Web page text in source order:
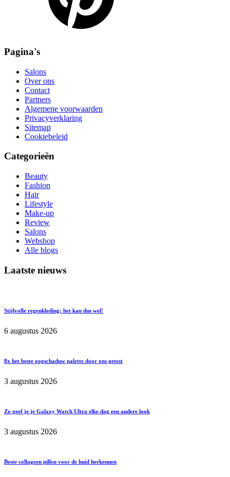
Pagina's
Salons
Over ons
Contact
Partners
Algemene voorwaarden
Privacyverklaring
Sitemap
Cookiebeleid
Categorieën
Beauty
Fashion
Hair
Lifestyle
Make-up
Review
Salons
Webshop
Alle blogs
Laatste nieuws
Stijlvolle regenkleding; het kan dus wel!
6 augustus 2026
8x het beste oogschaduw palette door ons getest
3 augustus 2026
Zo geef je je Galaxy Watch Ultra elke dag een andere look
3 augustus 2026
Beste collageen pillen voor de huid herkennen